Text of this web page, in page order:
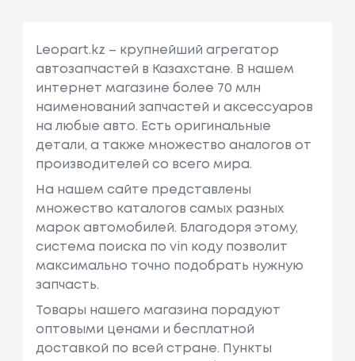
Leopart.kz – крупнейший агрегатор
автозапчастей в Казахстане. В нашем
интернет магазине более 70 млн
наименований запчастей и аксессуаров
на любые авто. Есть оригинальные
детали, а также множество аналогов от
производителей со всего мира.
На нашем сайте представлены
множество каталогов самых разных
марок автомобилей. Благодоря этому,
система поиска по vin коду позволит
максимально точно подобрать нужную
запчасть.
Товары нашего магазина порадуют
оптовыми ценами и бесплатной
доставкой по всей стране. Пункты